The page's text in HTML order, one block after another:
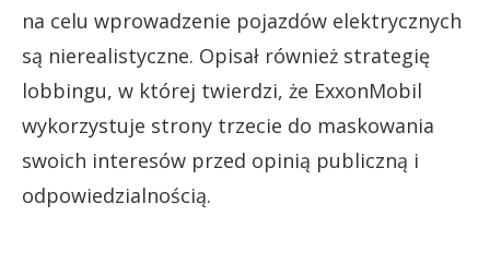
na celu wprowadzenie pojazdów elektrycznych
są nierealistyczne. Opisał również strategię
lobbingu, w której twierdzi, że ExxonMobil
wykorzystuje strony trzecie do maskowania
swoich interesów przed opinią publiczną i
odpowiedzialnością.